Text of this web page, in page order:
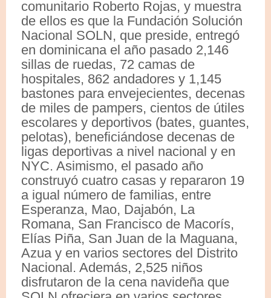
comunitario Roberto Rojas, y muestra
de ellos es que la Fundación Solución
Nacional SOLN, que preside, entregó
en dominicana el año pasado 2,146
sillas de ruedas, 72 camas de
hospitales, 862 andadores y 1,145
bastones para envejecientes, decenas
de miles de pampers, cientos de útiles
escolares y deportivos (bates, guantes,
pelotas), beneficiándose decenas de
ligas deportivas a nivel nacional y en
NYC. Asimismo, el pasado año
construyó cuatro casas y repararon 19
a igual número de familias, entre
Esperanza, Mao, Dajabón, La
Romana, San Francisco de Macorís,
Elías Piña, San Juan de la Maguana,
Azua y en varios sectores del Distrito
Nacional. Además, 2,525 niños
disfrutaron de la cena navideña que